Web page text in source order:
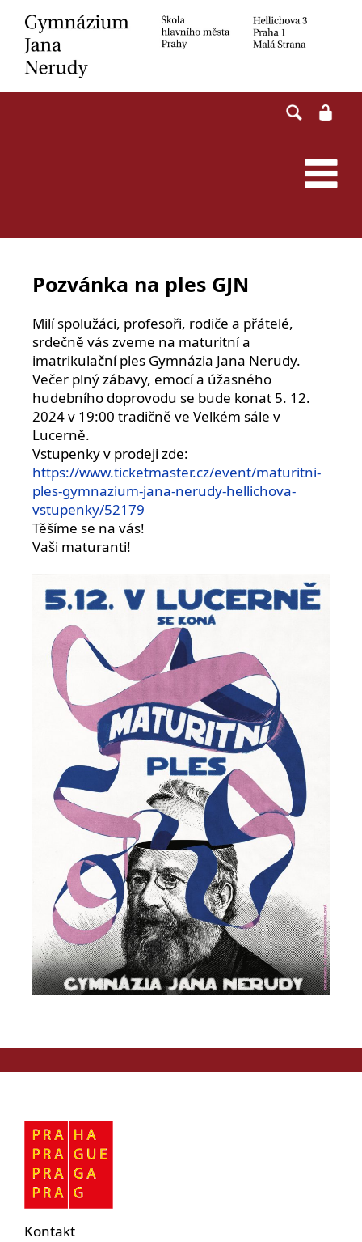
content
Pozvánka na ples GJN
Milí spolužáci, profesoři, rodiče a přátelé,
srdečně vás zveme na maturitní a
imatrikulační ples Gymnázia Jana Nerudy.
Večer plný zábavy, emocí a úžasného
hudebního doprovodu se bude konat 5. 12.
2024 v 19:00 tradičně ve Velkém sále v
Lucerně.
Vstupenky v prodeji zde:
https://www.ticketmaster.cz/event/maturitni-
ples-gymnazium-jana-nerudy-hellichova-
vstupenky/52179
Těšíme se na vás!
Vaši maturanti!
Kontakt